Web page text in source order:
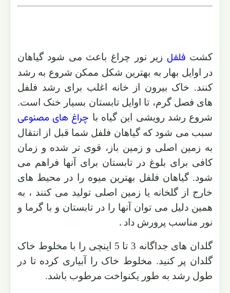
کشت فلفل زیر نور چراغ باعث می شود گیاهان
در اوایل بهار به بهترین شکل ممکن شروع به رشد
کنند. خاک بیرون از خانه اغلب برای رشد فلفل
های فصل گرم، تا اوایل تابستان بسیار خنک است.
شروع رشد رویشی این گیاه با چراغ های مصنوعی
سبب می شود که گیاهان فلفل شما قبل از انتقال
به زمین اصلی و زمین باز، قوی تر شده و زمان
کافی برای بلوغ در تابستان برای آنها فراهم می
شود. گیاهان فلفل بهترین میوه را در محیط های
خارج از گلخانه یا زمین اصلی تولید می کنند ، به
همین دلیل می توان آنها را در تابستان و با گرما و
نور مناسب پرورش داد .
گلدان های جداگانه 3 تا 5 اینچی را با مخلوط خاک
گلدان پر کنید. مخلوط خاک را آبیاری کرده تا در
طول رشد به طور یکنواخت مرطوب باشد.